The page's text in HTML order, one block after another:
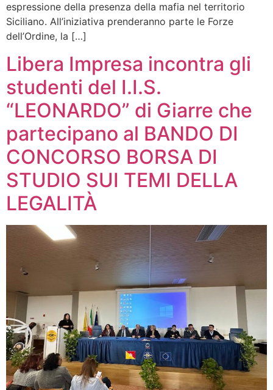
espressione della presenza della mafia nel territorio
Siciliano. All’iniziativa prenderanno parte le Forze
dell’Ordine, la […]
Libera Impresa incontra gli
studenti del I.I.S.
“LEONARDO” di Giarre che
partecipano al BANDO DI
CONCORSO BORSA DI
STUDIO SUI TEMI DELLA
LEGALITÀ